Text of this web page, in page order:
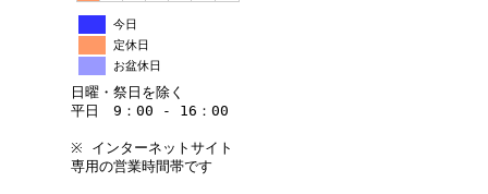
今日
定休日
お盆休日
日曜・祭日を除く
平日 9：00 - 16：00
※ インターネットサイト
専用の営業時間帯です